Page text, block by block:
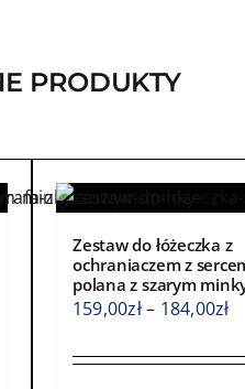
PRODUKTY
Zestaw do łóżeczka z
ochraniaczem z
polana z szarym
159,00zł– 184,00zł